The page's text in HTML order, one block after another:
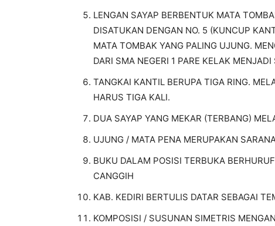
LENGAN SAYAP BERBENTUK MATA
DISATUKAN DENGAN NO. 5 (KUNCUP
MATA TOMBAK YANG PALING UJUNG.
DARI SMA NEGERI 1 PARE KELAK
TANGKAI KANTIL BERUPA TIGA RING.
HARUS TIGA KALI.
DUA SAYAP YANG MEKAR (TERBANG)
UJUNG / MATA PENA MERUPAKAN
BUKU DALAM POSISI TERBUKA
CANGGIH
KAB. KEDIRI BERTULIS DATAR SEBAGAI
KOMPOSISI / SUSUNAN SIMETRIS